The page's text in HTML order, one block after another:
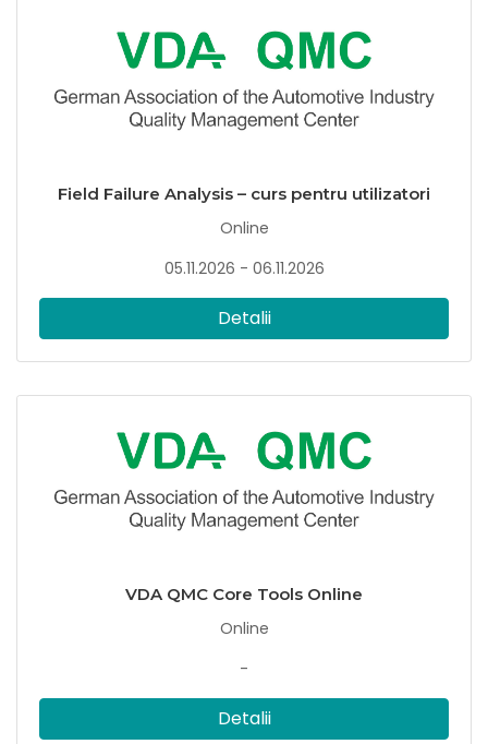
Field Failure Analysis – curs pentru utilizatori
Online
05.11.2026 - 06.11.2026
Detalii
VDA QMC Core Tools Online
Online
-
Detalii